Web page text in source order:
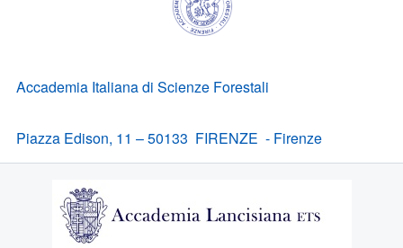
Accademia Italiana di Scienze Forestali
Piazza Edison, 11 – 50133 FIRENZE - Firenze